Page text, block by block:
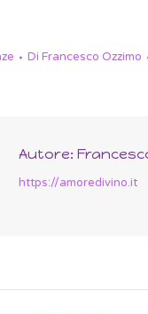
Di Francesco Ozzimo
Autore:
https://amoredivino.it